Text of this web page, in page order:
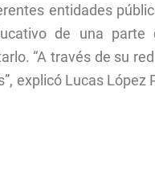
entidades
de una parte
“A través de su
explicó Lucas López